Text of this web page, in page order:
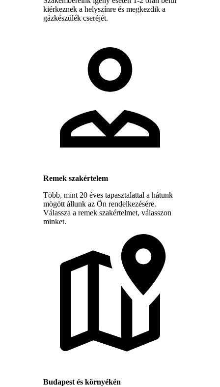
kiérkeznek a helyszínre és megkezdik a
gázkészülék cseréjét.
Remek szakértelem
Több, mint 20 éves tapasztalattal a hátunk
mögött állunk az Ön rendelkezésére.
Válassza a remek szakértelmet, válasszon
minket.
Budapest és környékén